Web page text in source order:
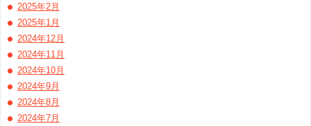
2025年2月
2025年1月
2024年12月
2024年11月
2024年10月
2024年9月
2024年8月
2024年7月